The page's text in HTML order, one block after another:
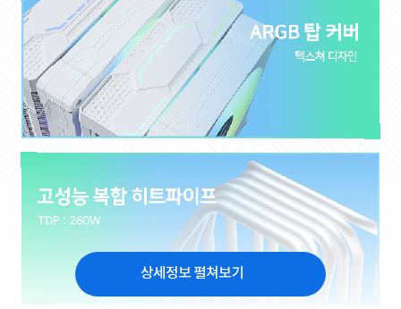
상세정보 펼쳐보기